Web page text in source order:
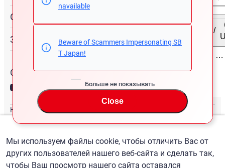
/
navailable
Beware of Scammers Impersonating SB
T Japan!
Больше не показывать
Close
О нас
Запрос
Связаться с нами
Новости СБТ
Новостная рассылка
Русский / ($) USD
Мы используем файлы cookie, чтобы отличить Вас от
других пользователей нашего веб-сайта и сделать так,
чтобы Ваш просмотр нашего сайта оставался